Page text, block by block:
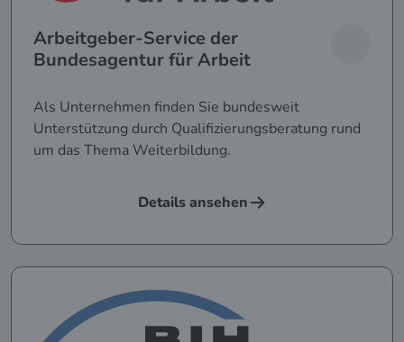
Arbeitgeber-Service der
Bundesagentur für Arbeit
Als Unternehmen finden Sie bundesweit
Unterstützung durch Qualifizierungsberatung rund
um das Thema Weiterbildung.
Details ansehen